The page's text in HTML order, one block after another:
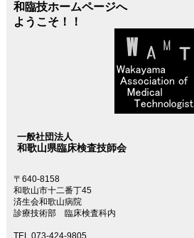
和臨技ホームページへ
ようこそ！！
一般社団法人
和歌山県臨床検査技師会
〒640-8158
和歌山市十二番丁45
済生会和歌山病院
診療技術部 臨床検査科内
TEL 073-424-9805